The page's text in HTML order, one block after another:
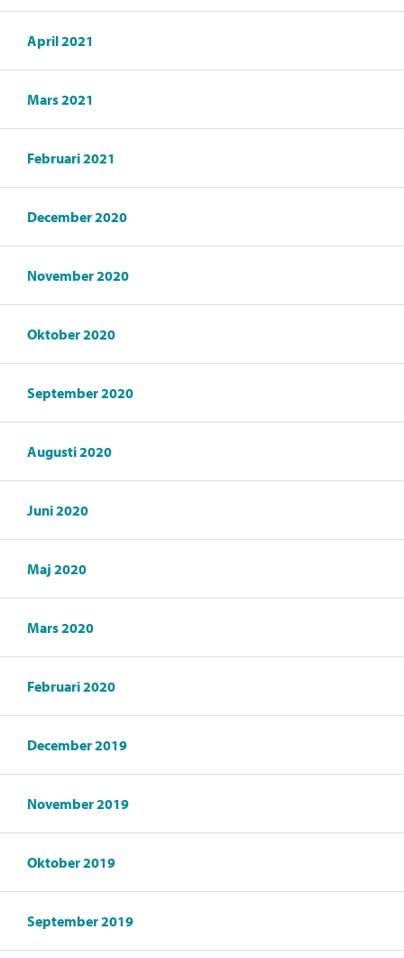
April 2021
Mars 2021
Februari 2021
December 2020
November 2020
Oktober 2020
September 2020
Augusti 2020
Juni 2020
Maj 2020
Mars 2020
Februari 2020
December 2019
November 2019
Oktober 2019
September 2019